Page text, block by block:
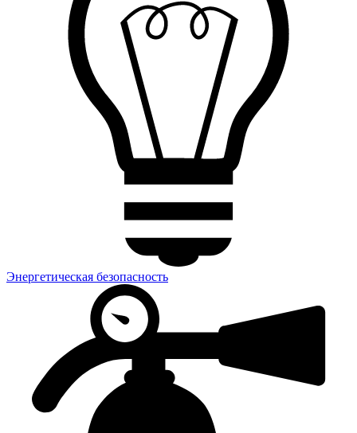
Энергетическая безопасность